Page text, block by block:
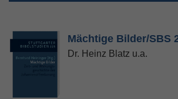
Mächtige Bilder/SBS
Dr. Heinz Blatz u.a.